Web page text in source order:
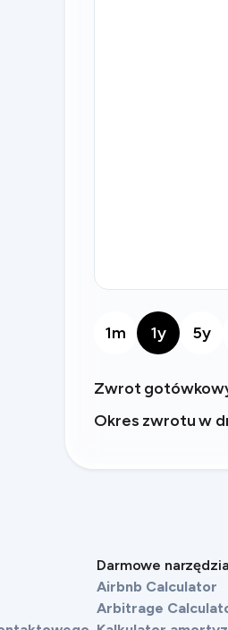
1m 1y 5y
Zwrot
Okres zwrotu w
Darmowe narzędzia
Airbnb Calculator
Arbitrage